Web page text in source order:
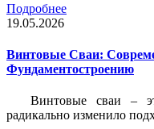
Подробнее
19.05.2026
Винтовые Сваи:
Фундаментостроению
Винтовые сваи –
радикально изменило